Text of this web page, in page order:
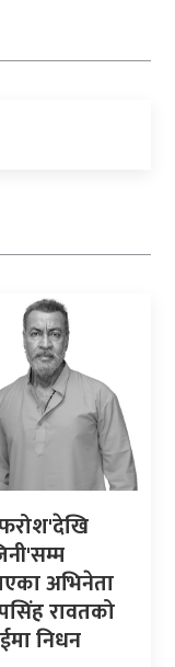
अभिनेता
रावतको
निधन